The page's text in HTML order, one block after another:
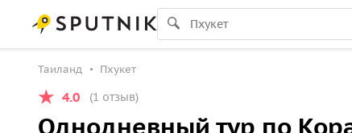
Таиланд Пхукет
4.0 (1 отзыв)
Однодневный тур по